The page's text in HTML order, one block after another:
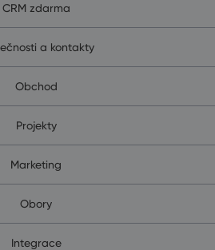
CRM zdarma
a kontakty
Obchod
Projekty
Marketing
Obory
Integrace